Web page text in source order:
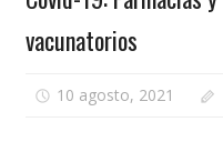
vacunatorios
10 agosto, 2021